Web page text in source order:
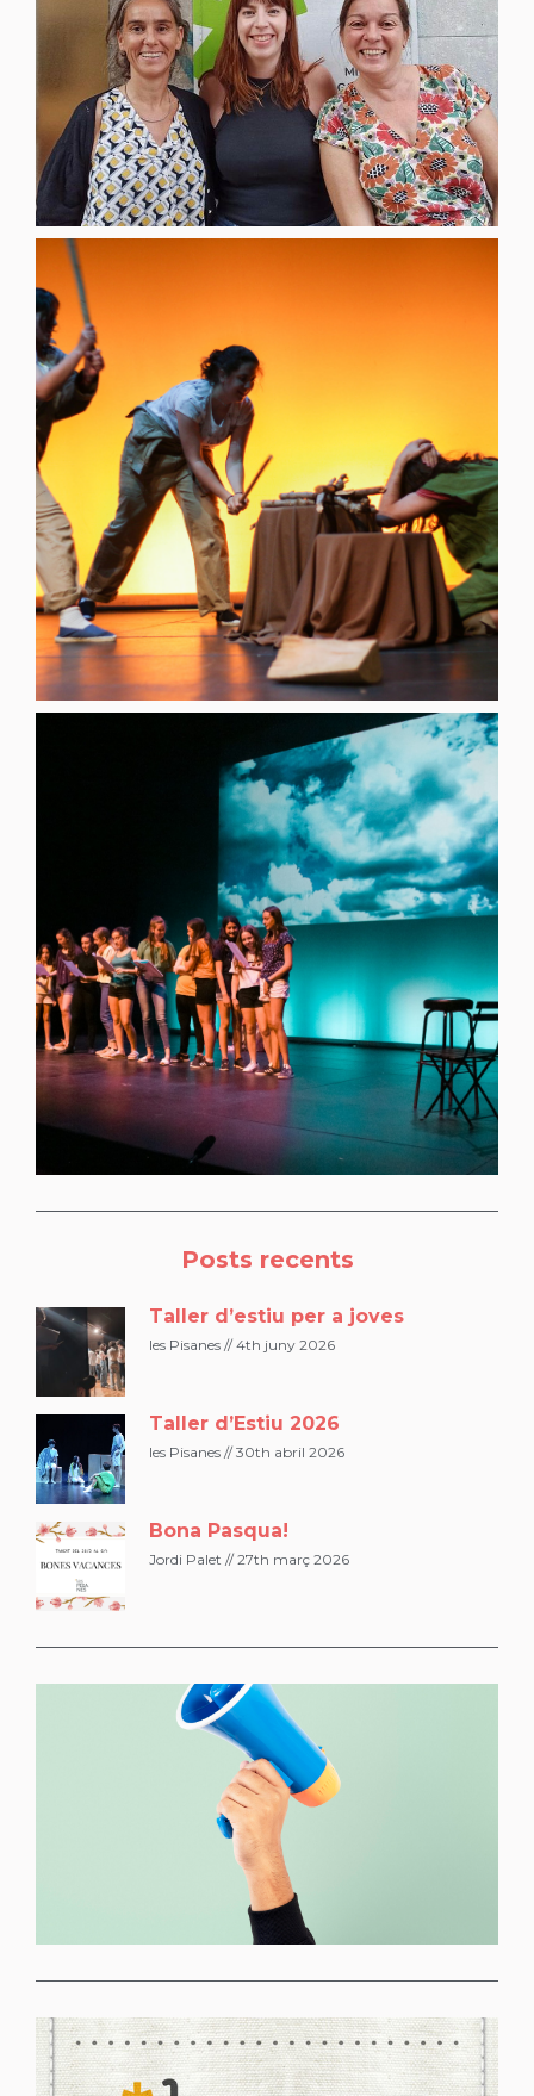
Posts recents
Taller d’estiu per a joves
les Pisanes 4th juny 2026
Taller d’Estiu 2026
les Pisanes 30th abril 2026
Bona Pasqua!
Jordi Palet 27th març 2026